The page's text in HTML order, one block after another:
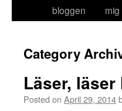
bloggen
mig
Category
Läser,
Posted on April 29, 2014